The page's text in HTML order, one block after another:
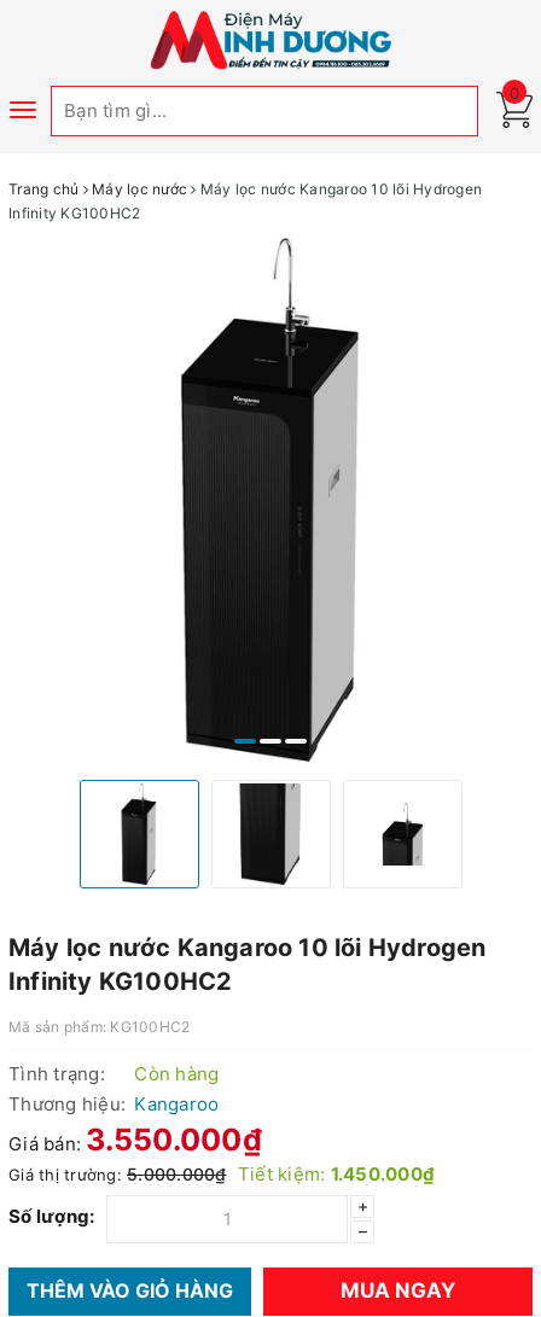
Toggle
0
Trang chủ Máy lọc nước
Máy lọc nước Kangaroo 10 lõi Hydrogen
Infinity KG100HC2
Máy lọc nước Kangaroo 10 lõi Hydrogen
Infinity KG100HC2
Mã sản phẩm: KG100HC2
Tình trạng:
Còn hàng
Thương hiệu: Kangaroo
Giá bán: 3.550.000₫
Giá thị trường: 5.000.000₫ Tiết kiệm: 1.450.000₫
Số lượng:
+
–
THÊM VÀO GIỎ HÀNG MUA NGAY